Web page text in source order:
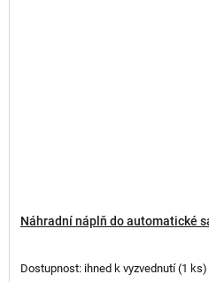
Náhradní náplň do automatické
Dostupnost: ihned k vyzvednutí(1 ks)